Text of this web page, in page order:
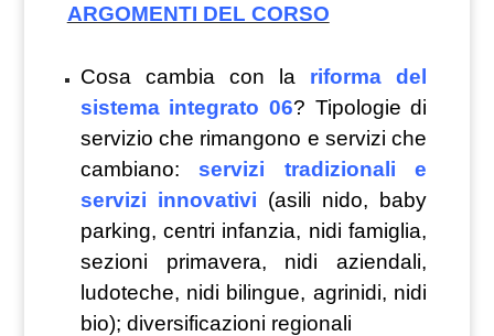
ARGOMENTI DEL CORSO
Cosa cambia con la riforma del
sistema integrato 06? Tipologie di
servizio che rimangono e servizi che
cambiano:servizi tradizionali e
servizi innovativi (asili nido, baby
parking, centri infanzia, nidi famiglia,
sezioni primavera, nidi aziendali,
ludoteche, nidi bilingue, agrinidi, nidi
bio); diversificazioni regionali